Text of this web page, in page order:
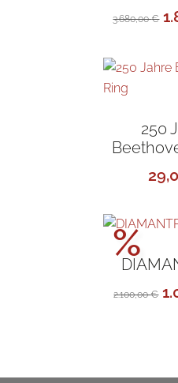
3.680,00€
250
%
2.100,00€